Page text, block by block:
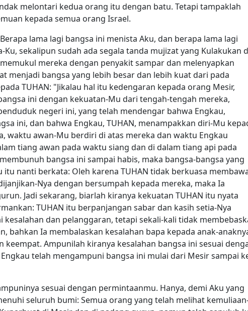
melontari kedua orang itu dengan batu. Tetapi tampaklah
kepada semua orang Israel.
lama lagi bangsa ini menista Aku, dan berapa lama lagi
sekalipun sudah ada segala tanda mujizat yang Kulakukan
mereka dengan penyakit sampar dan melenyapkan
menjadi bangsa yang lebih besar dan lebih kuat dari pada
TUHAN: "Jikalau hal itu kedengaran kepada orang Mesir,
ini dengan kekuatan-Mu dari tengah-tengah mereka,
negeri ini, yang telah mendengar bahwa Engkau,
ini, dan bahwa Engkau, TUHAN, menampakkan diri-Mu
waktu awan-Mu berdiri di atas mereka dan waktu Engkau
tiang awan pada waktu siang dan di dalam tiang api pada
bangsa ini sampai habis, maka bangsa-bangsa yang
nanti berkata: Oleh karena TUHAN tidak berkuasa
Nya dengan bersumpah kepada mereka, maka Ia
Jadi sekarang, biarlah kiranya kekuatan TUHAN itu nyata
TUHAN itu berpanjangan sabar dan kasih setia-Nya
dan pelanggaran, tetapi sekali-kali tidak
bahkan Ia membalaskan kesalahan bapa kepada anak-
Ampunilah kiranya kesalahan bangsa ini sesuai
telah mengampuni bangsa ini mulai dari Mesir sampai
sesuai dengan permintaanmu. Hanya, demi Aku yang
seluruh bumi: Semua orang yang telah melihat